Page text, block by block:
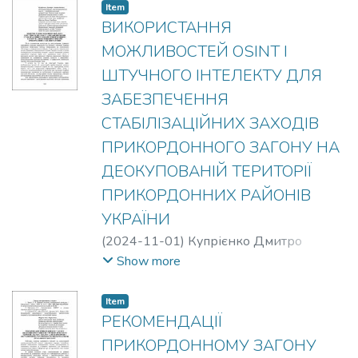
Item
ВИКОРИСТАННЯ
МОЖЛИВОСТЕЙ OSINT І
ШТУЧНОГО ІНТЕЛЕКТУ ДЛЯ
ЗАБЕЗПЕЧЕННЯ
СТАБІЛІЗАЦІЙНИХ ЗАХОДІВ
ПРИКОРДОННОГО ЗАГОНУ НА
ДЕОКУПОВАНІЙ ТЕРИТОРІЇ
ПРИКОРДОННИХ РАЙОНІВ
УКРАЇНИ
(2024-11-01) Купрієнко Дмитро
Анатолійович
Show more
Item
РЕКОМЕНДАЦІЇ
ПРИКОРДОННОМУ ЗАГОНУ